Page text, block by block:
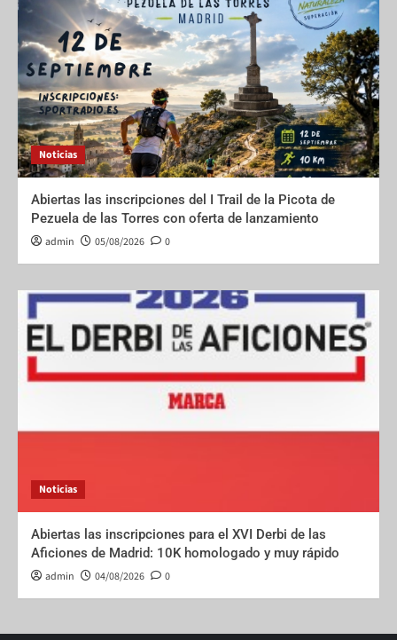
Noticias
Abiertas las inscripciones del I Trail de la Picota de
Pezuela de las Torres con oferta de lanzamiento
admin 05/08/2026 0
Noticias
Abiertas las inscripciones para el XVI Derbi de las
Aficiones de Madrid: 10K homologado y muy rápido
admin 04/08/2026 0